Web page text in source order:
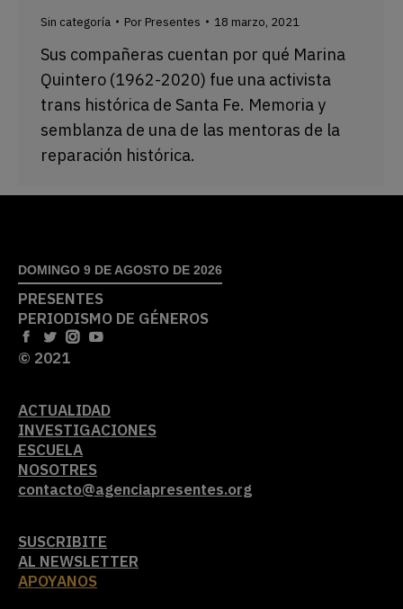
Sin categoría Por Presentes 18 marzo, 2021
Sus compañeras cuentan por qué Marina
Quintero (1962-2020) fue una activista
trans histórica de Santa Fe. Memoria y
semblanza de una de las mentoras de la
reparación histórica.
DOMINGO 9 DE AGOSTO DE 2026
PRESENTES
PERIODISMO DE GÉNEROS
© 2021
ACTUALIDAD
INVESTIGACIONES
ESCUELA
NOSOTRES
contacto@agenciapresentes.org
SUSCRIBITE
AL NEWSLETTER
APOYANOS